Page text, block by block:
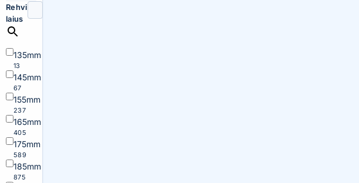
Rehvi
laius
135mm
13
145mm
67
155mm
237
165mm
405
175mm
589
185mm
875